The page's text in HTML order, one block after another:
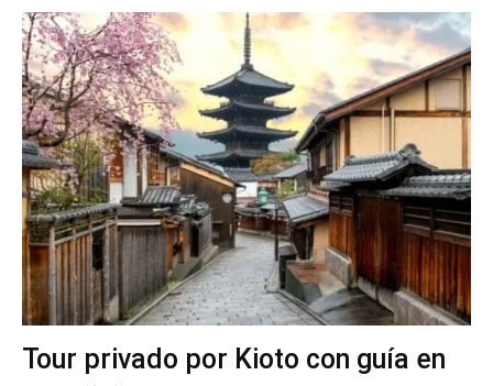
Tour privado por Kioto con guía en